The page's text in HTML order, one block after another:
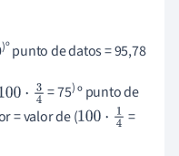
)ºpunto de datos = 95,78
⋅ 3 4 = 75)º punto de
= valor de (100⋅ 1 4 =